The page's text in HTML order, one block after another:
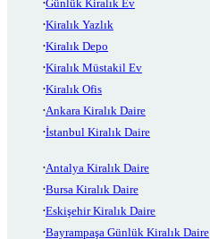
Günlük Kiralık Ev
Kiralık Yazlık
Kiralık Depo
Kiralık Müstakil Ev
Kiralık Ofis
Ankara Kiralık Daire
İstanbul Kiralık Daire
Antalya Kiralık Daire
Bursa Kiralık Daire
Eskişehir Kiralık Daire
Bayrampaşa Günlük Kiralık Daire